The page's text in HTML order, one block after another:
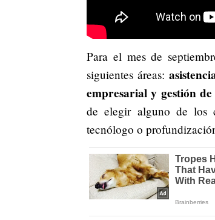
Para el mes de
siguientes áreas:
empresarial y gestión
de elegir alguno de los
tecnólogo o